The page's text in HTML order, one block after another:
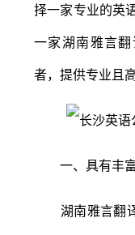
择一家专业的英
一家湖南雅言
者，提供专业且
一、具有丰富
湖南雅言翻译